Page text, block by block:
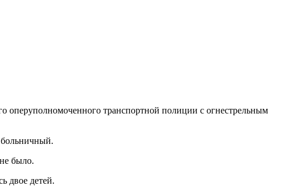
оперуполномоченного транспортной полиции с огнестрельным
больничный.
было.
двое детей.